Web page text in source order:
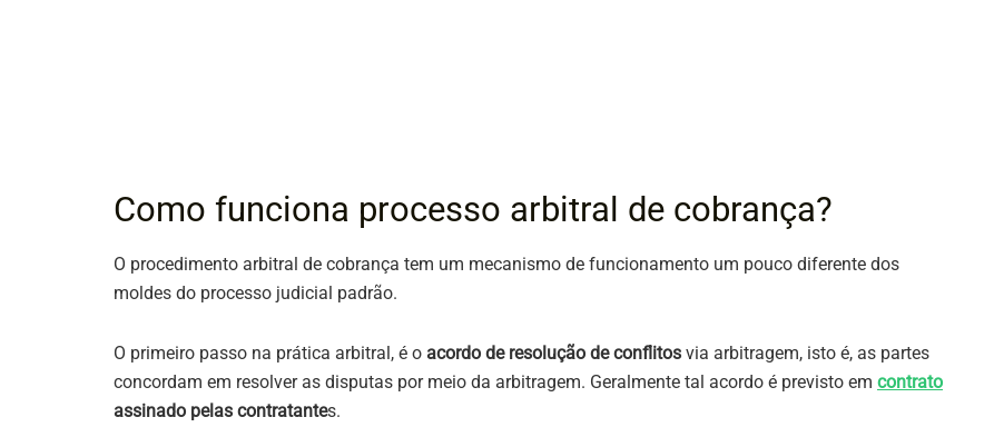
Como funciona processo arbitral de cobrança?
O procedimento arbitral de cobrança tem um mecanismo de funcionamento um pouco diferente dos
moldes do processo judicial padrão.
O primeiro passo na prática arbitral, é o acordo de resolução de conflitos via arbitragem, isto é, as partes
concordam em resolver as disputas por meio da arbitragem. Geralmente tal acordo é previsto em contrato
assinado pelas contratantes.